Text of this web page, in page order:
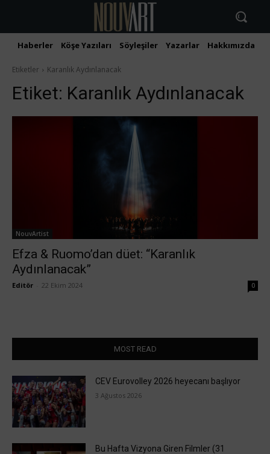
Haberler Köşe Yazıları Söyleşiler Yazarlar Hakkımızda
Etiketler Karanlık Aydınlanacak
Etiket: Karanlık Aydınlanacak
NouvArtist
Efza & Ruomo’dan düet: “Karanlık
Aydınlanacak”
Editör 22 Ekim 2024 0
MOST READ
CEV Eurovolley 2026 heyecanı başlıyor
3 Ağustos 2026
Bu Hafta Vizyona Giren Filmler (31